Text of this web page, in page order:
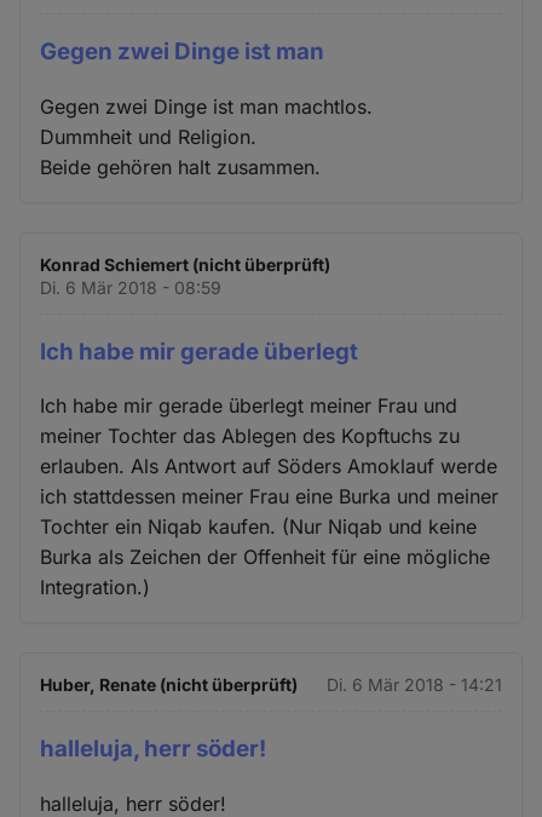
Gegen zwei Dinge ist man
Gegen zwei Dinge ist man machtlos.
Dummheit und Religion.
Beide gehören halt zusammen.
Konrad Schiemert (nicht überprüft)
Di. 6 Mär 2018 - 08:59
Ich habe mir gerade überlegt
Ich habe mir gerade überlegt meiner Frau und
meiner Tochter das Ablegen des Kopftuchs zu
erlauben. Als Antwort auf Söders Amoklauf werde
ich stattdessen meiner Frau eine Burka und meiner
Tochter ein Niqab kaufen. (Nur Niqab und keine
Burka als Zeichen der Offenheit für eine mögliche
Integration.)
Huber, Renate (nicht überprüft) Di. 6 Mär 2018 - 14:21
halleluja, herr söder!
halleluja, herr söder!